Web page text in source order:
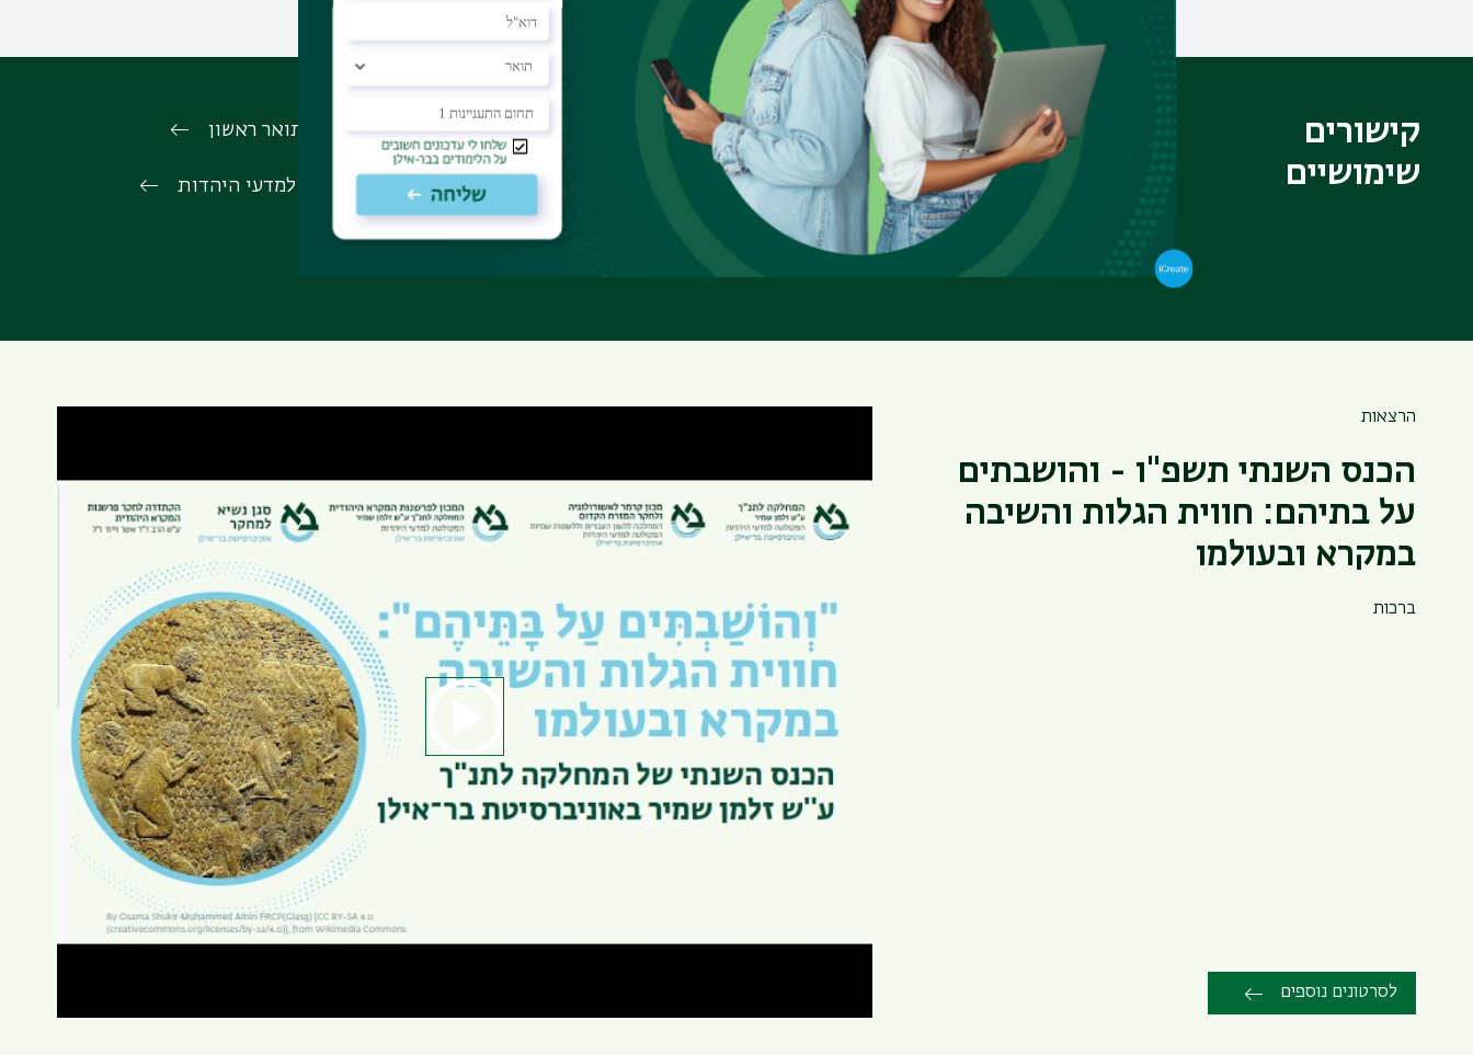
קישורים
שימושיים
הערכת סיכויי קבלה קטלוג הקורסים הרשמה לתואר ראשון
לוח זמנים אקדמי מפת קמפוס הפקולטה למדעי היהדות
הספרייה למדעי היהדות
הרצאות
הכנס השנתי תשפ"ו - והושבתים
על בתיהם: חווית הגלות והשיבה
במקרא ובעולמו
ברכות
לסרטונים נוספים